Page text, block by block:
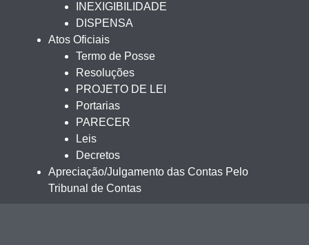
INEXIGIBILIDADE
DISPENSA
Atos Oficiais
Termo de Posse
Resoluções
PROJETO DE LEI
Portarias
PARECER
Leis
Decretos
Apreciação/Julgamento das Contas Pelo
Tribunal de Contas